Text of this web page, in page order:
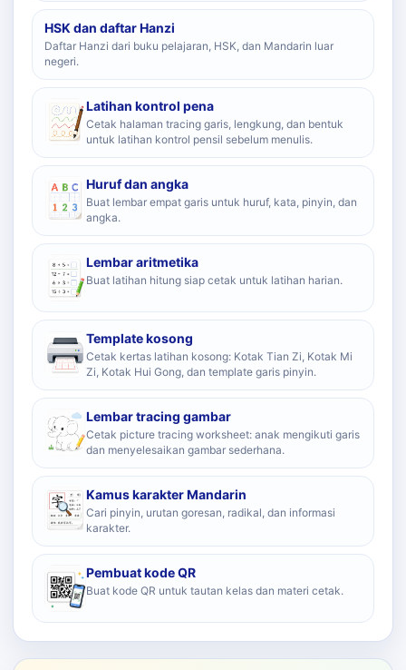
HSK dan daftar Hanzi
Daftar Hanzi dari buku pelajaran, HSK, dan Mandarin luar
negeri.
Latihan kontrol pena
Cetak halaman tracing garis, lengkung, dan bentuk
untuk latihan kontrol pensil sebelum menulis.
Huruf dan angka
Buat lembar empat garis untuk huruf, kata, pinyin, dan
angka.
Lembar aritmetika
Buat latihan hitung siap cetak untuk latihan harian.
Template kosong
Cetak kertas latihan kosong: Kotak Tian Zi, Kotak Mi
Zi, Kotak Hui Gong, dan template garis pinyin.
Lembar tracing gambar
Cetak picture tracing worksheet: anak mengikuti garis
dan menyelesaikan gambar sederhana.
Kamus karakter Mandarin
Cari pinyin, urutan goresan, radikal, dan informasi
karakter.
Pembuat kode QR
Buat kode QR untuk tautan kelas dan materi cetak.